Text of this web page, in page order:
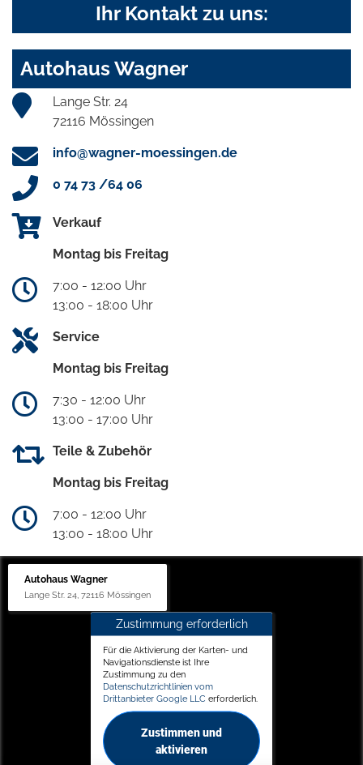
Ihr Kontakt zu uns:
Autohaus Wagner
Lange Str. 24
72116 Mössingen
info@wagner-moessingen.de
0 74 73 /64 06
Verkauf
Montag bis Freitag
7:00 - 12:00 Uhr
13:00 - 18:00 Uhr
Service
Montag bis Freitag
7:30 - 12:00 Uhr
13:00 - 17:00 Uhr
Teile & Zubehör
Montag bis Freitag
7:00 - 12:00 Uhr
13:00 - 18:00 Uhr
Autohaus Wagner
Lange Str. 24, 72116 Mössingen
Zustimmung erforderlich
Für die Aktivierung der Karten- und
Navigationsdienste ist Ihre
Zustimmung zu den
Datenschutzrichtlinien vom
Drittanbieter Google LLC erforderlich.
Zustimmen und
aktivieren